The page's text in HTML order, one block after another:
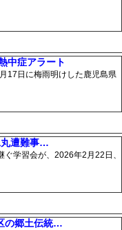
中症アラート
17日に梅雨明けした鹿児島県
丸遭難事…
学習会が、2026年2月22日、
の郷土伝統…